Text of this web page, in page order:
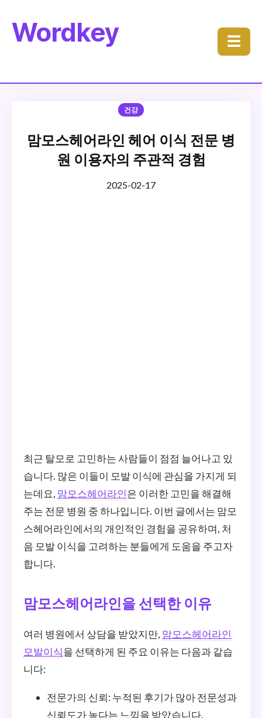
Wordkey ☰
건강
맘모스헤어라인 헤어 이식 전문 병
원 이용자의 주관적 경험
2025-02-17
최근 탈모로 고민하는 사람들이 점점 늘어나고 있
습니다. 많은 이들이 모발 이식에 관심을 가지게 되
는데요, 맘모스헤어라인은 이러한 고민을 해결해
주는 전문 병원 중 하나입니다. 이번 글에서는 맘모
스헤어라인에서의 개인적인 경험을 공유하며, 처
음 모발 이식을 고려하는 분들에게 도움을 주고자
합니다.
맘모스헤어라인을 선택한 이유
여러 병원에서 상담을 받았지만, 맘모스헤어라인
모발이식을 선택하게 된 주요 이유는 다음과 같습
니다:
전문가의 신뢰: 누적된 후기가 많아 전문성과
신뢰도가 높다는 느낌을 받았습니다.